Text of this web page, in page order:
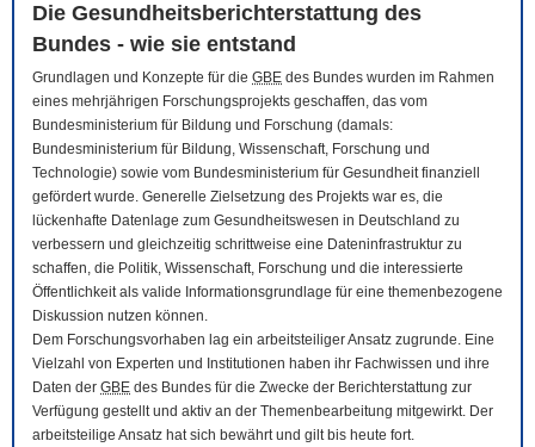
Die Gesundheitsberichterstattung des
Bundes - wie sie entstand
Grundlagen und Konzepte für die GBE des Bundes wurden im Rahmen
eines mehrjährigen Forschungsprojekts geschaffen, das vom
Bundesministerium für Bildung und Forschung (damals:
Bundesministerium für Bildung, Wissenschaft, Forschung und
Technologie) sowie vom Bundesministerium für Gesundheit finanziell
gefördert wurde. Generelle Zielsetzung des Projekts war es, die
lückenhafte Datenlage zum Gesundheitswesen in Deutschland zu
verbessern und gleichzeitig schrittweise eine Dateninfrastruktur zu
schaffen, die Politik, Wissenschaft, Forschung und die interessierte
Öffentlichkeit als valide Informationsgrundlage für eine themenbezogene
Diskussion nutzen können.
Dem Forschungsvorhaben lag ein arbeitsteiliger Ansatz zugrunde. Eine
Vielzahl von Experten und Institutionen haben ihr Fachwissen und ihre
Daten der GBE des Bundes für die Zwecke der Berichterstattung zur
Verfügung gestellt und aktiv an der Themenbearbeitung mitgewirkt. Der
arbeitsteilige Ansatz hat sich bewährt und gilt bis heute fort.